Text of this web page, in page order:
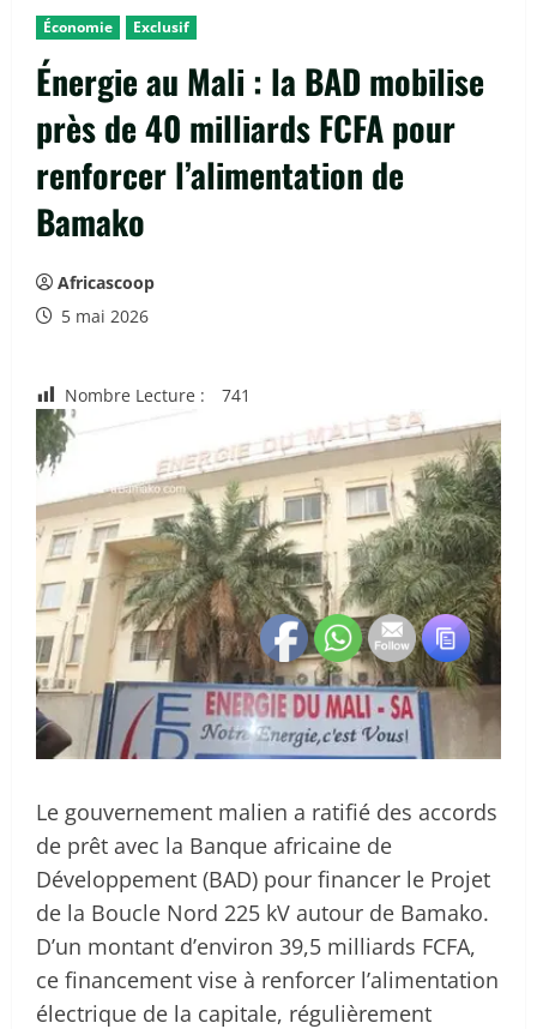
Économie Exclusif
Énergie au Mali : la BAD mobilise
près de 40 milliards FCFA pour
renforcer l’alimentation de
Bamako
Africascoop
5 mai 2026
Nombre Lecture : 741
Le gouvernement malien a ratifié des accords
de prêt avec la Banque africaine de
Développement (BAD) pour financer le Projet
de la Boucle Nord 225 kV autour de Bamako.
D’un montant d’environ 39,5 milliards FCFA,
ce financement vise à renforcer l’alimentation
électrique de la capitale, régulièrement